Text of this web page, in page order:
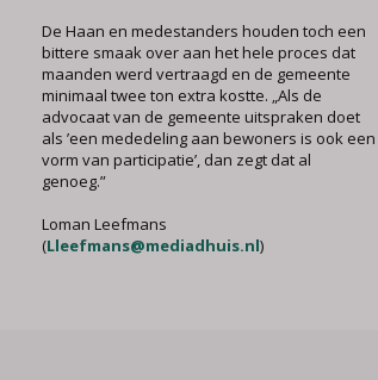
De Haan en medestanders houden toch een
bittere smaak over aan het hele proces dat
maanden werd vertraagd en de gemeente
minimaal twee ton extra kostte. „Als de
advocaat van de gemeente uitspraken doet
als ’een mededeling aan bewoners is ook een
vorm van participatie’, dan zegt dat al
genoeg.”
Loman Leefmans
(Lleefmans@mediadhuis.nl)